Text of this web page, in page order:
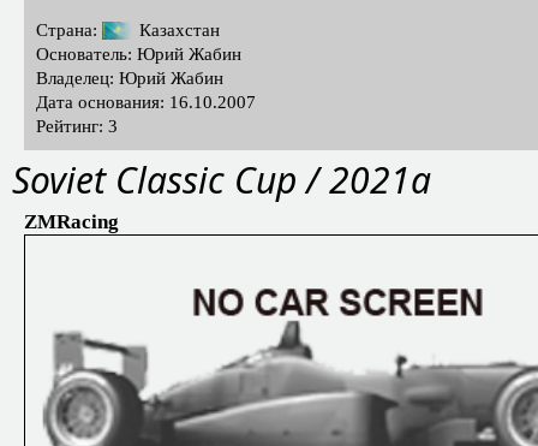
Страна:
Казахстан
Основатель: Юрий Жабин
Владелец: Юрий Жабин
Дата основания: 16.10.2007
Рейтинг: 3
Soviet Classic Cup / 2021a
ZMRacing